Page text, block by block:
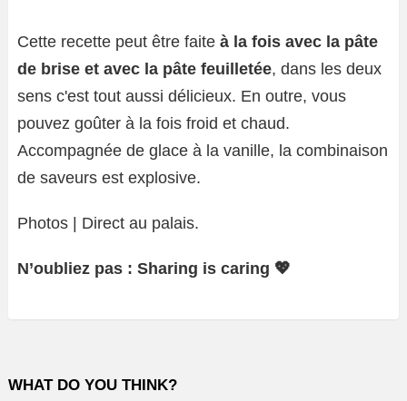
Cette recette peut être faite à la fois avec la pâte
de brise et avec la pâte feuilletée, dans les deux
sens c'est tout aussi délicieux. En outre, vous
pouvez goûter à la fois froid et chaud.
Accompagnée de glace à la vanille, la combinaison
de saveurs est explosive.
Photos | Direct au palais.
N’oubliez pas : Sharing is caring 💖
WHAT DO YOU THINK?